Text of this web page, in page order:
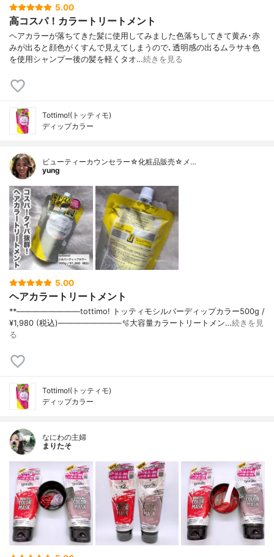
5.00
高コスパ！カラートリートメント
ヘアカラーが落ちてきた髪に使用してみました色落ちしてきて黄み･赤
みが出ると顔色がくすんで見えてしまうので､透明感の出るムラサキ色
を使用シャンプー後の髪を軽くタオ…続きを見る
Tottimo!(トッティモ)
ディップカラー
ビューティーカウンセラー☆化粧品販売☆メ…
yung
5.00
ヘアカラートリートメント
**————————⁡tottimo! トッティモシルバーディップカラー⁡500g /
¥1,980 (税込)⁡————————⁡⁡⁡🫧大容量カラートリートメン…続きを見
る
Tottimo!(トッティモ)
ディップカラー
なにわの主婦
まりたそ